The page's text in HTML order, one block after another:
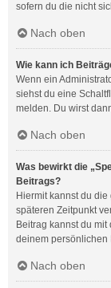
sofern du die nicht
Nach oben
Wie kann ich
Wenn ein
siehst du eine
melden. Du wirst
Nach oben
Was bewirkt die
Beitrags?
Hiermit kannst du
späteren Zeitpunkt
Beitrag kannst du mit
deinem persönlichen
Nach oben